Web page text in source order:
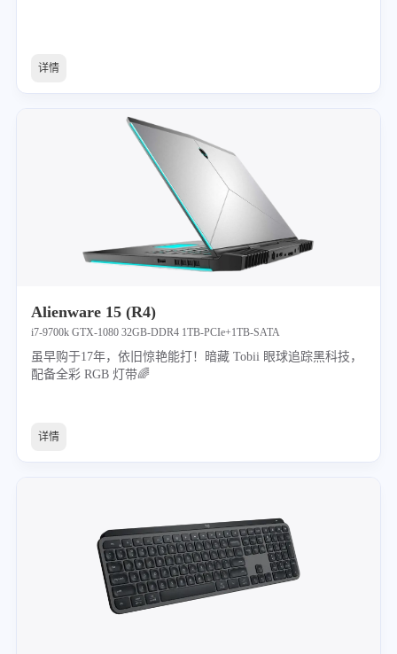
微信 支付宝
详情
Alienware 15 (R4)
i7-9700k GTX-1080 32GB-DDR4 1TB-PCIe+1TB-SATA
虽早购于17年，依旧惊艳能打！暗藏 Tobii 眼球追踪黑科技，
配备全彩 RGB 灯带🌈
详情